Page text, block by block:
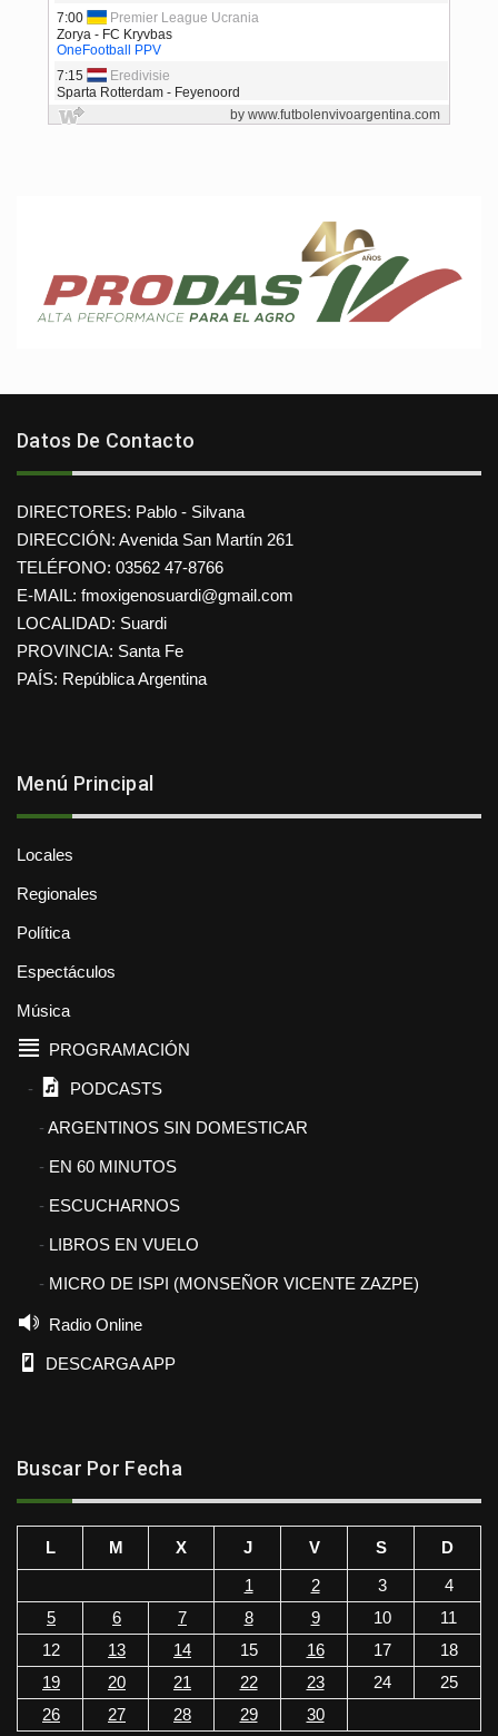
Datos De Contacto
DIRECTORES: Pablo - Silvana
DIRECCIÓN: Avenida San Martín 261
TELÉFONO: 03562 47-8766
E-MAIL: fmoxigenosuardi@gmail.com
LOCALIDAD: Suardi
PROVINCIA: Santa Fe
PAÍS: República Argentina
Menú Principal
Locales
Regionales
Política
Espectáculos
Música
PROGRAMACIÓN
PODCASTS
ARGENTINOS SIN DOMESTICAR
EN 60 MINUTOS
ESCUCHARNOS
LIBROS EN VUELO
MICRO DE ISPI (MONSEÑOR VICENTE ZAZPE)
Radio Online
DESCARGA APP
Buscar Por Fecha
L M X J V S
D
1
2 3
4
5
6 7 8 9 10
11
12
13 14 15 16 17
18
19
20 21 22 23 24
25
26
27 28 29 30